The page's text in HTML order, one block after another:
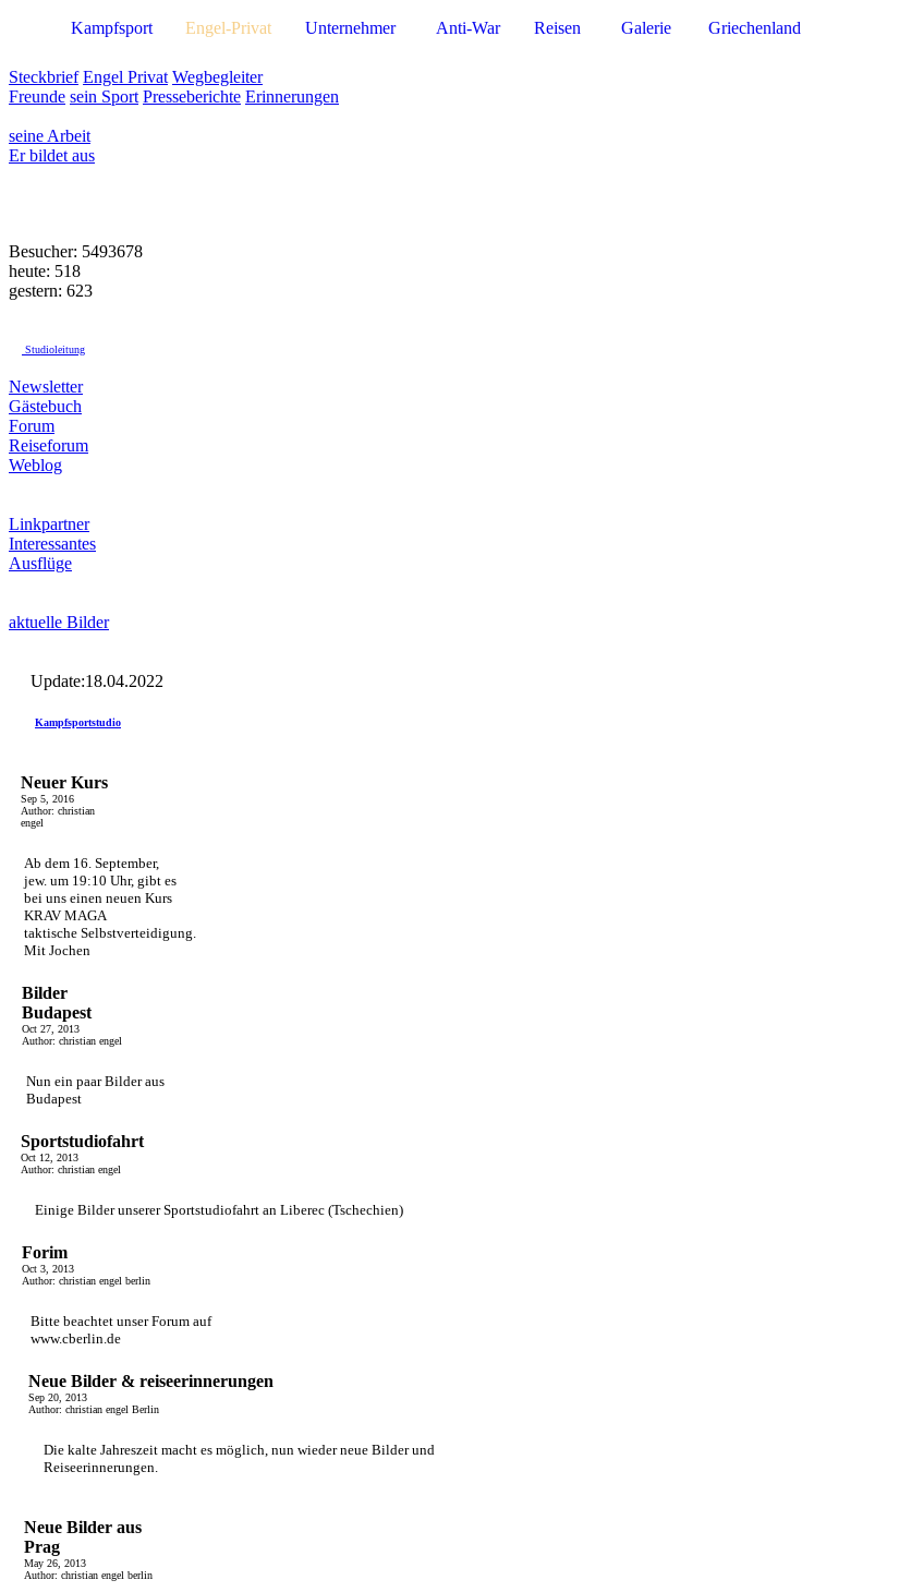
Steckbrief Engel Privat Wegbegleiter
Freunde sein Sport Presseberichte Erinnerungen
seine Arbeit
Er bildet aus
Besucher: 5493678
heute: 518
gestern: 623
Studioleitung
Newsletter
Gästebuch
Forum
Reiseforum
Weblog
Linkpartner
Interessantes
Ausflüge
aktuelle Bilder
Update:18.04.2022
Kampfsportstudio
Neuer Kurs
Sep 5, 2016
Author: christian
engel
Ab dem 16. September,
jew. um 19:10 Uhr, gibt es
bei uns einen neuen Kurs
KRAV MAGA
taktische Selbstverteidigung.
Mit Jochen
Bilder
Budapest
Oct 27, 2013
Author: christian engel
Nun ein paar Bilder aus
Budapest
Sportstudiofahrt
Oct 12, 2013
Author: christian engel
Einige Bilder unserer Sportstudiofahrt an Liberec (Tschechien)
Forim
Oct 3, 2013
Author: christian engel berlin
Bitte beachtet unser Forum auf
www.cberlin.de
Neue Bilder & reiseerinnerungen
Sep 20, 2013
Author: christian engel Berlin
Die kalte Jahreszeit macht es möglich, nun wieder neue Bilder und
Reiseerinnerungen.
Neue Bilder aus
Prag
May 26, 2013
Author: christian engel berlin
Kampfsport Engel-Privat Unternehmer Anti-War Reisen Galerie Griechenland